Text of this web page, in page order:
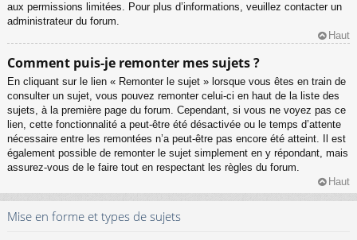
aux permissions limitées. Pour plus d’informations, veuillez contacter un
administrateur du forum.
Haut
Comment puis-je remonter mes sujets ?
En cliquant sur le lien « Remonter le sujet » lorsque vous êtes en train de
consulter un sujet, vous pouvez remonter celui-ci en haut de la liste des
sujets, à la première page du forum. Cependant, si vous ne voyez pas ce
lien, cette fonctionnalité a peut-être été désactivée ou le temps d’attente
nécessaire entre les remontées n’a peut-être pas encore été atteint. Il est
également possible de remonter le sujet simplement en y répondant, mais
assurez-vous de le faire tout en respectant les règles du forum.
Haut
Mise en forme et types de sujets